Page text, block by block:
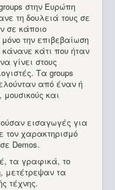
στην Ευρώπη
τη δουλειά τους σε
σε κάποιο
την επιβεβαίωση
κάτι που ήταν
γίνει στους
Τα groups
από έναν ή
και
εισαγωγές για
τον χαρακτηρισμό
Demos.
τα γραφικά, το
μετέτρεψαν τα
τέχνης.